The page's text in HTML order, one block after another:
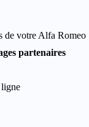
de votre Alfa Romeo
partenaires
ligne